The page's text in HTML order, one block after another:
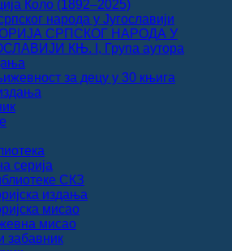
Коло (1892‒2025)
народа у Југославији
СРПСКОГ НАРОДА У
КЊ. I, Група аутора
за децу у 30 књига
серија
СКЗ
издања
мисао
мисао
забавник